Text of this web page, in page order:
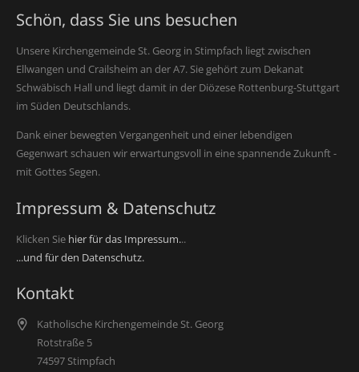
Schön, dass Sie uns besuchen
Unsere Kirchengemeinde St. Georg in Stimpfach liegt zwischen
Ellwangen und Crailsheim an der A7. Sie gehört zum Dekanat
Schwäbisch Hall und liegt damit in der Diözese Rottenburg-Stuttgart
im Süden Deutschlands.
Dank einer bewegten Vergangenheit und einer lebendigen
Gegenwart schauen wir erwartungsvoll in eine spannende Zukunft -
mit Gottes Segen.
Impressum & Datenschutz
Klicken Sie hier für das Impressum...
...und für den Datenschutz.
Kontakt
Katholische Kirchengemeinde St. Georg
Rotstraße 5
74597 Stimpfach